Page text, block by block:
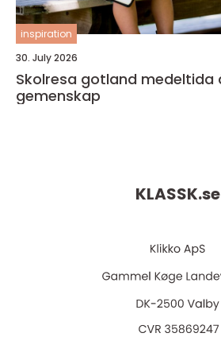
inspiration
30. July 2026
Skolresa gotland medeltida äventyr, hav och
gemenskap
KLASSK.se